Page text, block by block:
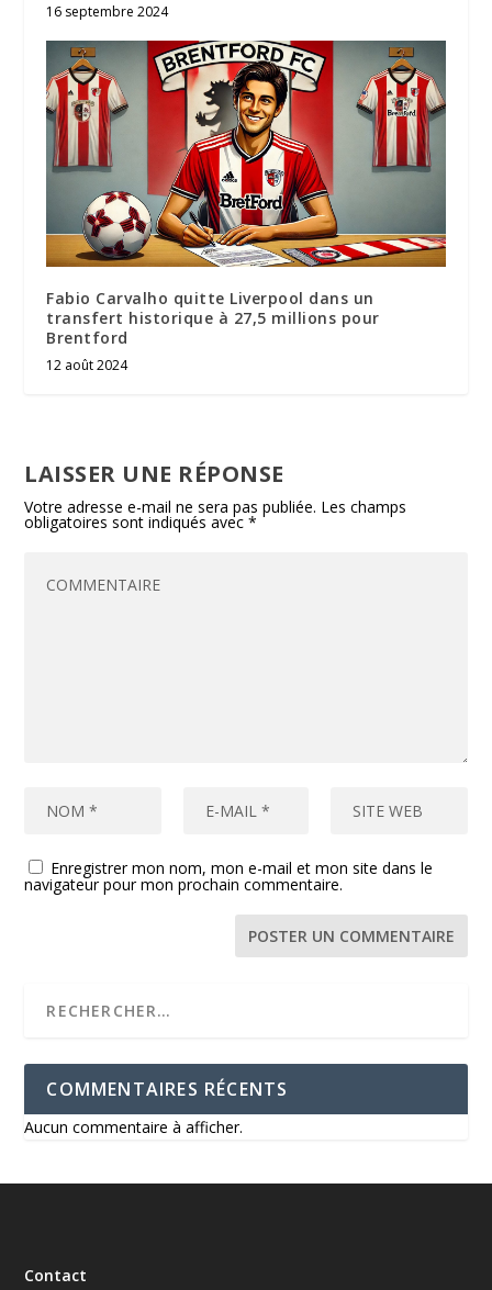
16 septembre 2024
Fabio Carvalho quitte Liverpool dans un
transfert historique à 27,5 millions pour
Brentford
12 août 2024
LAISSER UNE RÉPONSE
Votre adresse e-mail ne sera pas publiée. Les champs
obligatoires sont indiqués avec*
Enregistrer mon nom, mon e-mail et mon site dans le
navigateur pour mon prochain commentaire.
COMMENTAIRES RÉCENTS
Aucun commentaire à afficher.
Contact